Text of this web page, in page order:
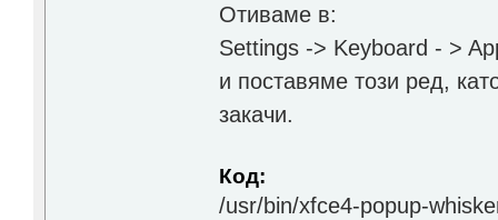
Отиваме в:
Settings -> Keyboard - >
и поставяме този ред,
закачи.
Код:
/usr/bin/xfce4-popup-